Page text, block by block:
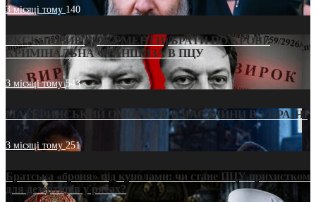
3 місяці тому 140
ЕКСКЛЮЗИВ (ДОКУМЕНТИ)/БРАТИ ПО КРОВІ:
КРИМІНАЛЬНА ФРАНШИЗА В ПЦУ
3 місяці тому543
МАТЕРИНСЬКИЙ ОМОРФОР В ЧАС ВІЙНИ В УКРАЇНІ
3 місяці тому251
Братська «броня» під куполами: чи стане ПЦУ прихистком
для дезертирів у рясах?